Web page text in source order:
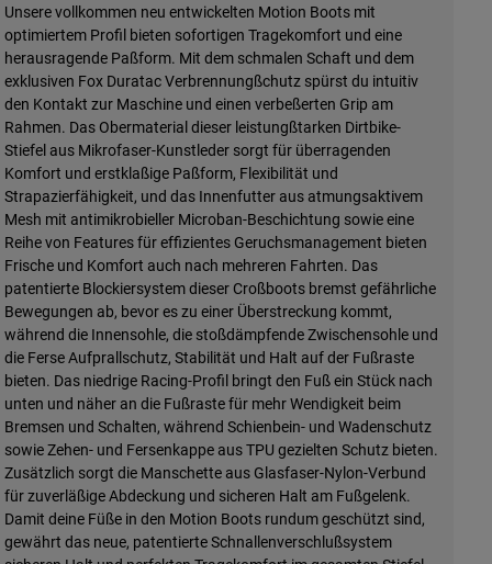
Unsere vollkommen neu entwickelten Motion Boots mit
optimiertem Profil bieten sofortigen Tragekomfort und eine
herausragende Paßform. Mit dem schmalen Schaft und dem
exklusiven Fox Duratac Verbrennungßchutz spürst du intuitiv
den Kontakt zur Maschine und einen verbeßerten Grip am
Rahmen. Das Obermaterial dieser leistungßtarken Dirtbike-
Stiefel aus Mikrofaser-Kunstleder sorgt für überragenden
Komfort und erstklaßige Paßform, Flexibilität und
Strapazierfähigkeit, und das Innenfutter aus atmungsaktivem
Mesh mit antimikrobieller Microban-Beschichtung sowie eine
Reihe von Features für effizientes Geruchsmanagement bieten
Frische und Komfort auch nach mehreren Fahrten. Das
patentierte Blockiersystem dieser Croßboots bremst gefährliche
Bewegungen ab, bevor es zu einer Überstreckung kommt,
während die Innensohle, die stoßdämpfende Zwischensohle und
die Ferse Aufprallschutz, Stabilität und Halt auf der Fußraste
bieten. Das niedrige Racing-Profil bringt den Fuß ein Stück nach
unten und näher an die Fußraste für mehr Wendigkeit beim
Bremsen und Schalten, während Schienbein- und Wadenschutz
sowie Zehen- und Fersenkappe aus TPU gezielten Schutz bieten.
Zusätzlich sorgt die Manschette aus Glasfaser-Nylon-Verbund
für zuverläßige Abdeckung und sicheren Halt am Fußgelenk.
Damit deine Füße in den Motion Boots rundum geschützt sind,
gewährt das neue, patentierte Schnallenverschlußsystem